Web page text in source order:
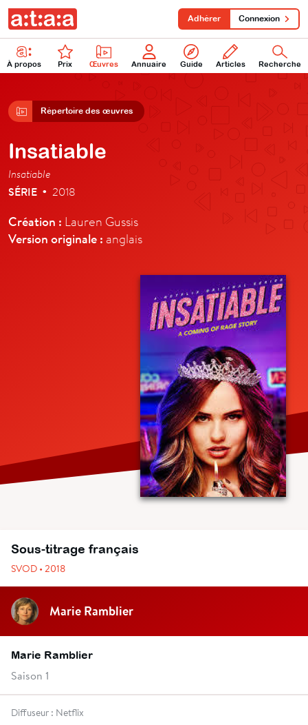
À propos Prix Œuvres Annuaire Guide Articles Recherche
Adhérer Connexion
Répertoire des œuvres
Insatiable
Insatiable
SÉRIE • 2018
Création : Lauren Gussis
Version originale : anglais
Sous-titrage français
SVOD • 2018
Marie Ramblier
Marie Ramblier
Saison 1
Diffuseur : Netflix